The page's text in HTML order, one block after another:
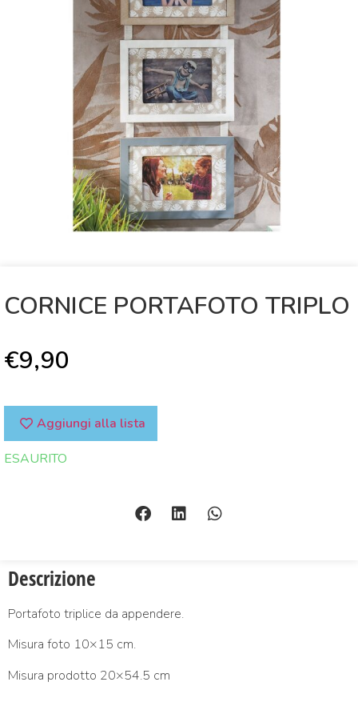
CORNICE PORTAFOTO TRIPLO
€9,90
Aggiungi alla lista
ESAURITO
Descrizione
Portafoto triplice da appendere.
Misura foto 10×15 cm.
Misura prodotto 20×54.5 cm